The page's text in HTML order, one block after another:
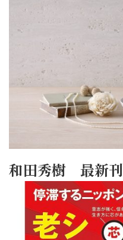
和田秀樹 最新刊